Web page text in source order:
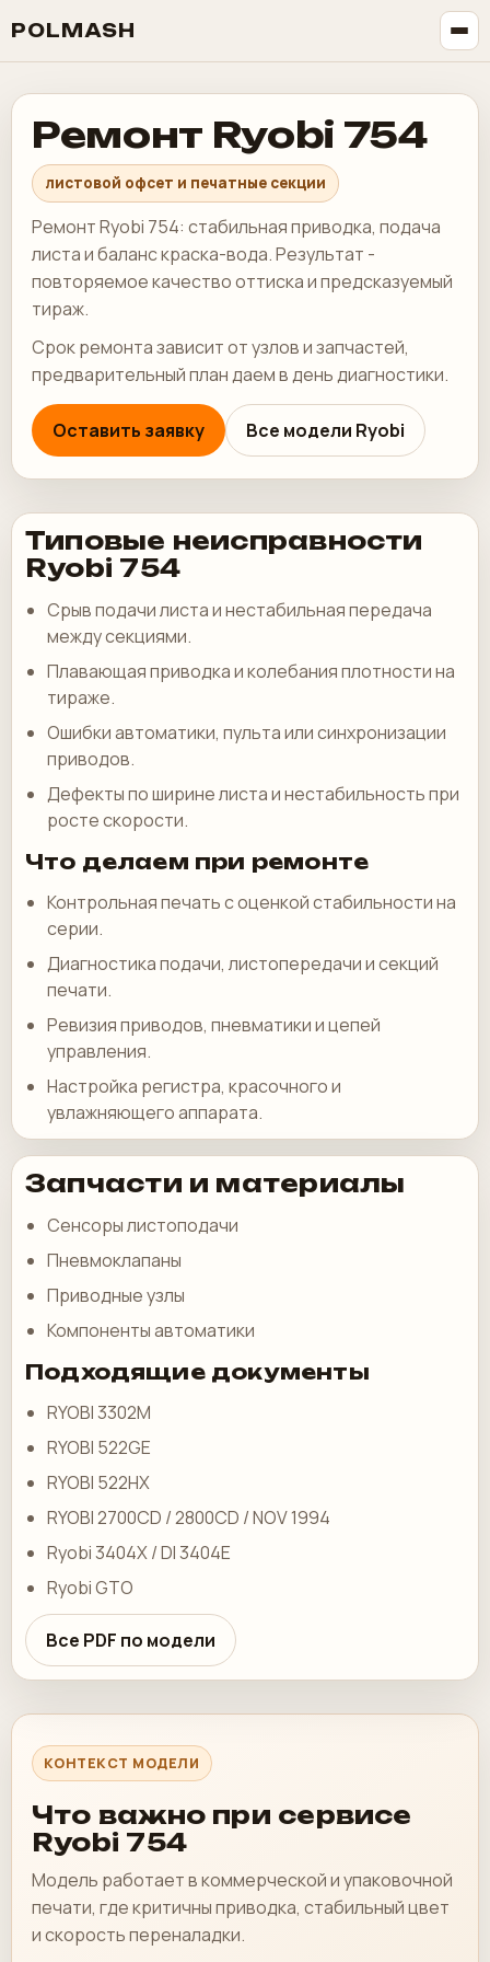
POLMASH
Ремонт Ryobi 754
листовой офсет и печатные секции
Ремонт Ryobi 754: стабильная приводка, подача
листа и баланс краска-вода. Результат -
повторяемое качество оттиска и предсказуемый
тираж.
Срок ремонта зависит от узлов и запчастей,
предварительный план даем в день диагностики.
Оставить заявку Все модели Ryobi
Типовые неисправности
Ryobi 754
Срыв подачи листа и нестабильная передача
между секциями.
Плавающая приводка и колебания плотности на
тираже.
Ошибки автоматики, пульта или синхронизации
приводов.
Дефекты по ширине листа и нестабильность при
росте скорости.
Что делаем при ремонте
Контрольная печать с оценкой стабильности на
серии.
Диагностика подачи, листопередачи и секций
печати.
Ревизия приводов, пневматики и цепей
управления.
Настройка регистра, красочного и
увлажняющего аппарата.
Запчасти и материалы
Сенсоры листоподачи
Пневмоклапаны
Приводные узлы
Компоненты автоматики
Подходящие документы
RYOBI 3302M
RYOBI 522GE
RYOBI 522HX
RYOBI 2700CD / 2800CD / NOV 1994
Ryobi 3404X / DI 3404E
Ryobi GTO
Все PDF по модели
КОНТЕКСТ МОДЕЛИ
Что важно при сервисе
Ryobi 754
Модель работает в коммерческой и упаковочной
печати, где критичны приводка, стабильный цвет
и скорость переналадки.